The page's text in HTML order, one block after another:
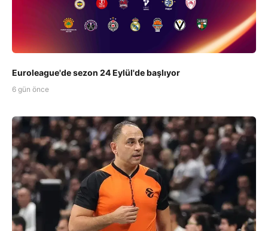
Euroleague'de sezon 24 Eylül'de başlıyor
6 gün önce